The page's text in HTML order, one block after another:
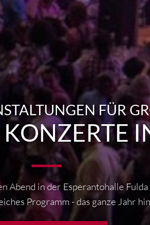
FÜR
Abend in der Esperantohalle
Programm - das ganze Jahr